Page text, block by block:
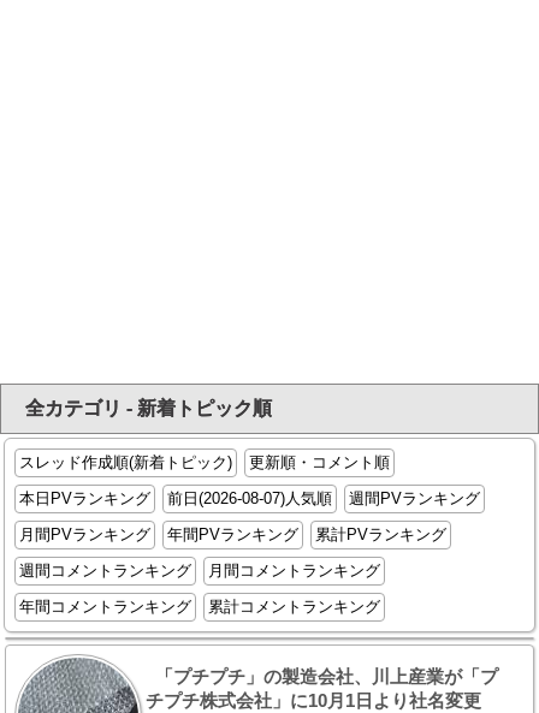
全カテゴリ - 新着トピック順
スレッド作成順(新着トピック)
更新順・コメント順
本日PVランキング
前日(2026-08-07)人気順
週間PVランキング
月間PVランキング
年間PVランキング
累計PVランキング
週間コメントランキング
月間コメントランキング
年間コメントランキング
累計コメントランキング
「プチプチ」の製造会社、川上産業が「プ
チプチ株式会社」に10月1日より社名変更